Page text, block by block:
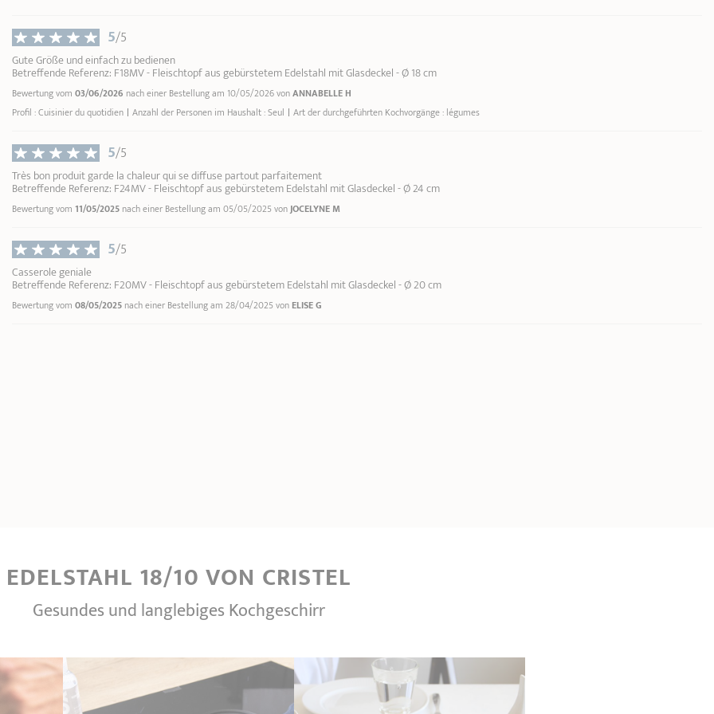
5/5
Gute Größe und einfach zu bedienen
Betreffende Referenz: F18MV - Fleischtopf aus gebürstetem Edelstahl mit Glasdeckel - Ø 18 cm
Bewertung vom 03/06/2026 nach einer Bestellung am 10/05/2026 vonANNABELLE H
Profil : Cuisinier du quotidien Anzahl der Personen im Haushalt : Seul Art der durchgeführten Kochvorgänge : légumes
5/5
Très bon produit garde la chaleur qui se diffuse partout parfaitement
Betreffende Referenz: F24MV - Fleischtopf aus gebürstetem Edelstahl mit Glasdeckel - Ø 24 cm
Bewertung vom 11/05/2025 nach einer Bestellung am 05/05/2025 vonJOCELYNE M
5/5
Casserole geniale
Betreffende Referenz: F20MV - Fleischtopf aus gebürstetem Edelstahl mit Glasdeckel - Ø 20 cm
Bewertung vom 08/05/2025 nach einer Bestellung am 28/04/2025 von ELISE G
EDELSTAHL 18/10 VON CRISTEL
Gesundes und langlebiges Kochgeschirr